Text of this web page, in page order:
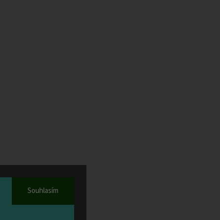
Souhlasím
ve